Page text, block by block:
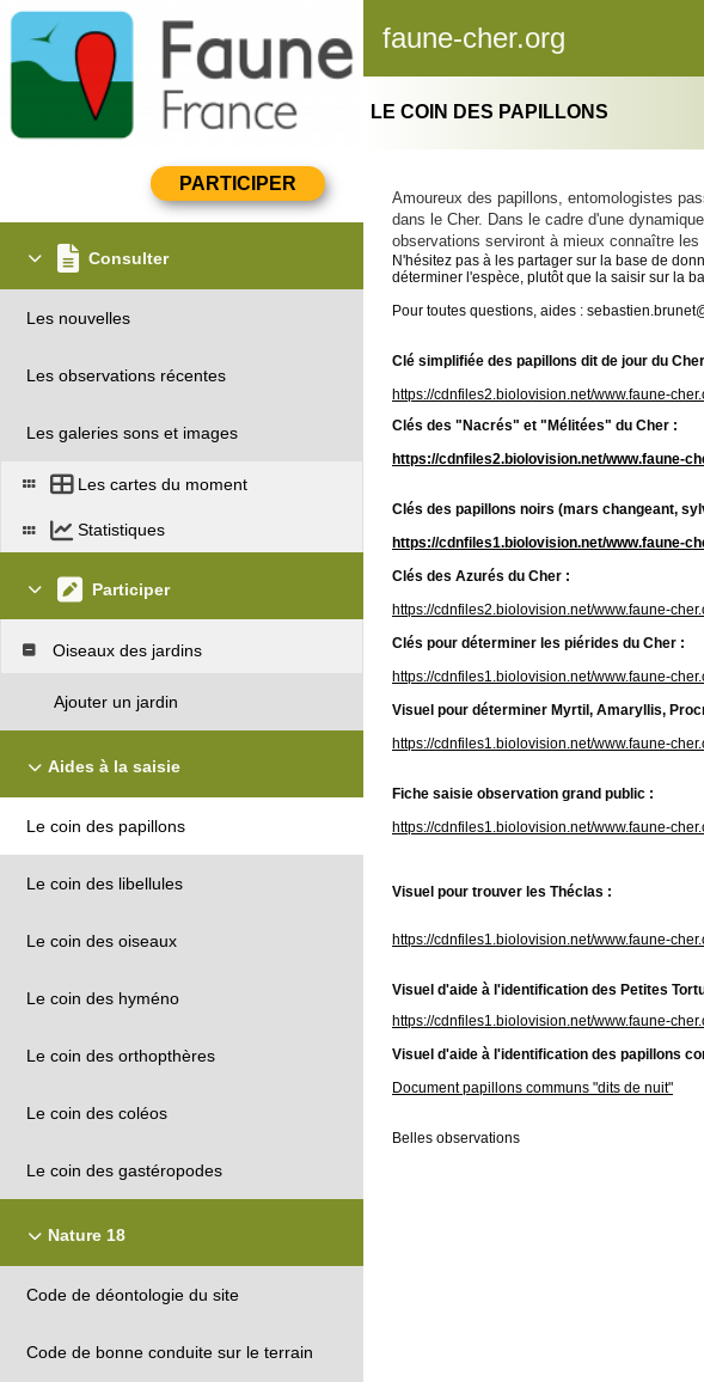
faune-cher.org
Consulter
Les nouvelles
Les observations récentes
Les galeries sons et images
Les cartes du moment
Statistiques
Participer
Oiseaux des jardins
Ajouter un jardin
Aides à la saisie
Le coin des papillons
Le coin des libellules
Le coin des oiseaux
Le coin des hyméno
Le coin des orthopthères
Le coin des coléos
Le coin des gastéropodes
Nature 18
Code de déontologie du site
Code de bonne conduite sur le terrain
LE COIN DES PAPILLONS
Amoureux des papillons, entomologistes
dans le Cher. Dans le cadre d'une
observations serviront à mieux connaître les
N'hésitez pas à les partager sur la base de
déterminer l'espèce, plutôt que la saisir sur la
Pour toutes questions, aides :
Clé simplifiée des papillons dit de jour du
https://cdnfiles2.biolovision.net/www.faune-
Clés des "Nacrés" et "Mélitées" du Cher :
https://cdnfiles2.biolovision.net/www.faune-
Clés des papillons noirs (mars changeant,
https://cdnfiles1.biolovision.net/www.faune-
Clés des Azurés du Cher :
https://cdnfiles2.biolovision.net/www.faune-
Clés pour déterminer les piérides du Cher :
https://cdnfiles1.biolovision.net/www.faune-
Visuel pour déterminer Myrtil, Amaryllis,
https://cdnfiles1.biolovision.net/www.faune-
Fiche saisie observation grand public :
https://cdnfiles1.biolovision.net/www.faune-
Visuel pour trouver les Théclas :
https://cdnfiles1.biolovision.net/www.faune-
Visuel d'aide à l'identification des Petites
https://cdnfiles1.biolovision.net/www.faune-
Visuel d'aide à l'identification des papillons
Document papillons communs "dits de nuit"
Belles observations